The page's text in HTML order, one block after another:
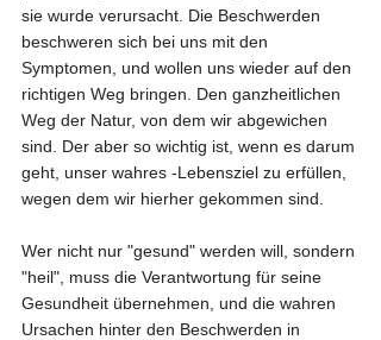
sie wurde verursacht. Die Beschwerden
beschweren sich bei uns mit den
Symptomen, und wollen uns wieder auf den
richtigen Weg bringen. Den ganzheitlichen
Weg der Natur, von dem wir abgewichen
sind. Der aber so wichtig ist, wenn es darum
geht, unser wahres -Lebensziel zu erfüllen,
wegen dem wir hierher gekommen sind.
Wer nicht nur "gesund" werden will, sondern
"heil", muss die Verantwortung für seine
Gesundheit übernehmen, und die wahren
Ursachen hinter den Beschwerden in